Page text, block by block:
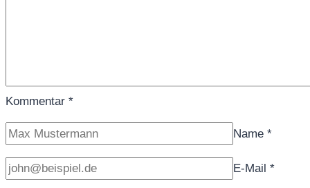
Kommentar *
Name *
E-Mail *